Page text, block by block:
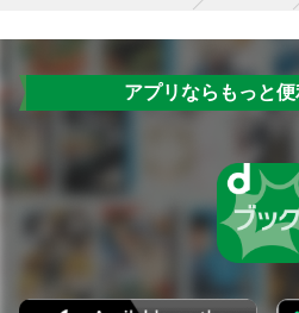
アプリならもっと便